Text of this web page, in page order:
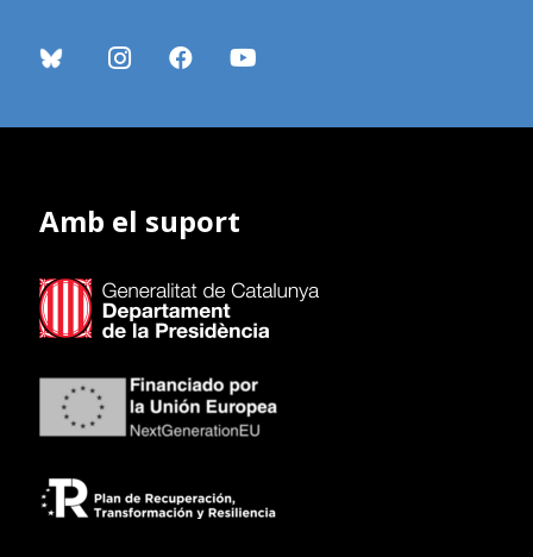
Amb el suport